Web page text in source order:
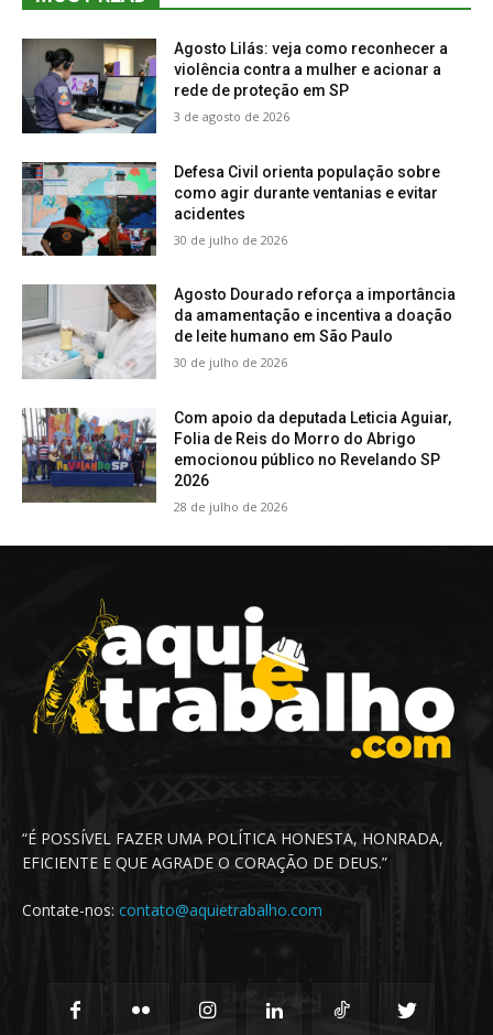
Agosto Lilás: veja como reconhecer a
violência contra a mulher e acionar a
rede de proteção em SP
3 de agosto de 2026
Defesa Civil orienta população sobre
como agir durante ventanias e evitar
acidentes
30 de julho de 2026
Agosto Dourado reforça a importância
da amamentação e incentiva a doação
de leite humano em São Paulo
30 de julho de 2026
Com apoio da deputada Leticia Aguiar,
Folia de Reis do Morro do Abrigo
emocionou público no Revelando SP
2026
28 de julho de 2026
“É POSSÍVEL FAZER UMA POLÍTICA HONESTA, HONRADA,
EFICIENTE E QUE AGRADE O CORAÇÃO DE DEUS.”
Contate-nos: contato@aquietrabalho.com